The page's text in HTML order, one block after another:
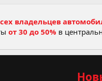
владельцев
от 30 до 50% в